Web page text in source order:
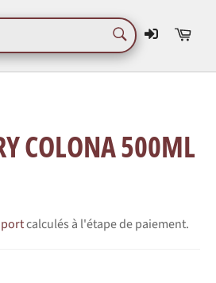
Recherche
COLONA 500ML
portcalculés à l'étape de paiement.